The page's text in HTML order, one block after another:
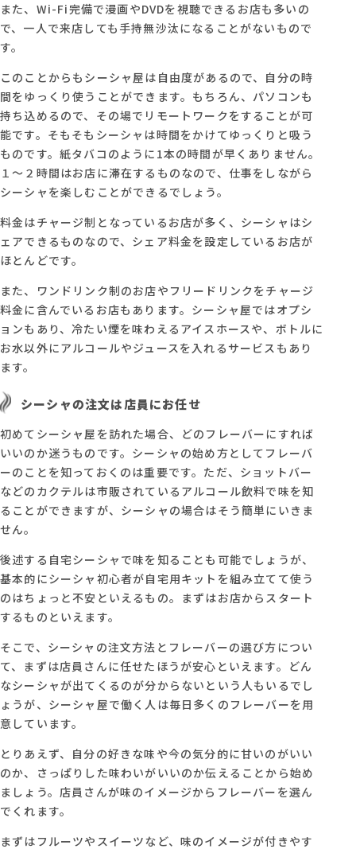
また、Wi-Fi完備で漫画やDVDを視聴できるお店も多いの
で、一人で来店しても手持無沙汰になることがないもので
す。
このことからもシーシャ屋は自由度があるので、自分の時
間をゆっくり使うことができます。もちろん、パソコンも
持ち込めるので、その場でリモートワークをすることが可
能です。そもそもシーシャは時間をかけてゆっくりと吸う
ものです。紙タバコのように1本の時間が早くありません。
１～２時間はお店に滞在するものなので、仕事をしながら
シーシャを楽しむことができるでしょう。
料金はチャージ制となっているお店が多く、シーシャはシ
ェアできるものなので、シェア料金を設定しているお店が
ほとんどです。
また、ワンドリンク制のお店やフリードリンクをチャージ
料金に含んでいるお店もあります。シーシャ屋ではオプシ
ョンもあり、冷たい煙を味わえるアイスホースや、ボトルに
お水以外にアルコールやジュースを入れるサービスもあり
ます。‍
シーシャの注文は店員にお任せ
初めてシーシャ屋を訪れた場合、どのフレーバーにすれば
いいのか迷うものです。シーシャの始め方としてフレーバ
ーのことを知っておくのは重要です。ただ、ショットバー
などのカクテルは市販されているアルコール飲料で味を知
ることができますが、シーシャの場合はそう簡単にいきま
せん。
後述する自宅シーシャで味を知ることも可能でしょうが、
基本的にシーシャ初心者が自宅用キットを組み立てて使う
のはちょっと不安といえるもの。まずはお店からスタート
するものといえます。
そこで、シーシャの注文方法とフレーバーの選び方につい
て、まずは店員さんに任せたほうが安心といえます。どん
なシーシャが出てくるのが分からないという人もいるでし
ょうが、シーシャ屋で働く人は毎日多くのフレーバーを用
意しています。
とりあえず、自分の好きな味や今の気分的に甘いのがいい
のか、さっぱりした味わいがいいのか伝えることから始め
ましょう。店員さんが味のイメージからフレーバーを選ん
でくれます。
まずはフルーツやスイーツなど、味のイメージが付きやす